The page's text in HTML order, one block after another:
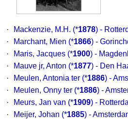
· Mackenzie, M.H. (*1878) -
·
Marchant, Mien (*1866) -
·
Maris, Jacques (*1900) -
·
Mauve jr, Anton (*1877) - Den
·
Meulen, Antonia ter (*1886) -
·
Meulen, Onny ter (*1886) -
·
Meurs, Jan van (*1909) -
·
Meijer, Johan (*1885) -